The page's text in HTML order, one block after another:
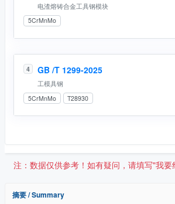
电渣熔铸合金工具钢模块
5CrMnMo
4 GB /T 1299-2025
工模具钢
5CrMnMo T28930
注：数据仅供参考！如有疑问，请填写"我要
摘要 / Summary